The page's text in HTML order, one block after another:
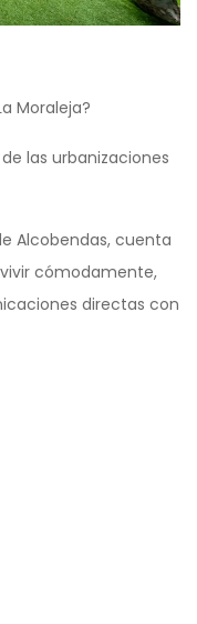
Moraleja?
las urbanizaciones
Alcobendas, cuenta
cómodamente,
directas con